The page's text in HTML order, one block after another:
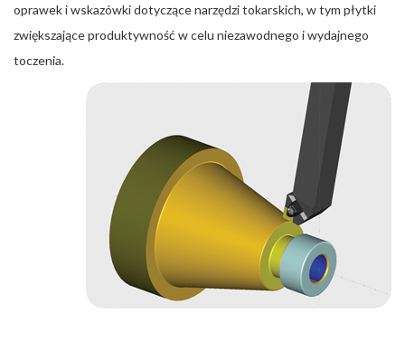
oprawek i wskazówki dotyczące narzędzi tokarskich, w tym płytki
zwiększające produktywność w celu niezawodnego i wydajnego
toczenia.